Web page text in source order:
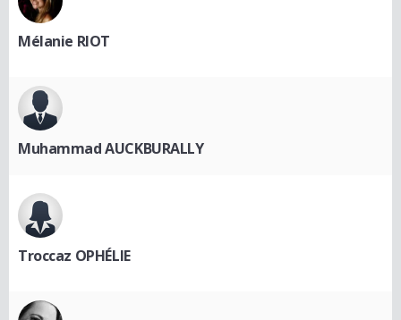
Mélanie RIOT
Muhammad AUCKBURALLY
Troccaz OPHÉLIE